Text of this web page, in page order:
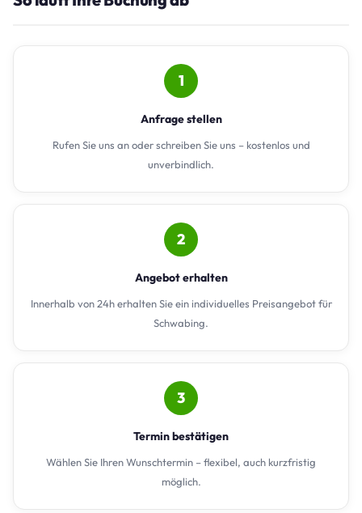
1
Anfrage stellen
Rufen Sie uns an oder schreiben Sie uns – kostenlos und
unverbindlich.
2
Angebot erhalten
Innerhalb von 24h erhalten Sie ein individuelles Preisangebot für
Schwabing.
3
Termin bestätigen
Wählen Sie Ihren Wunschtermin – flexibel, auch kurzfristig
möglich.